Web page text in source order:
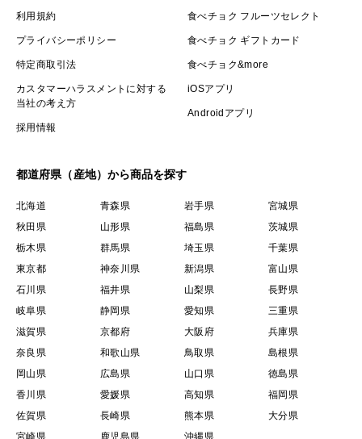
利用規約
プライバシーポリシー
特定商取引法
カスタマーハラスメントに対する
当社の考え方
採用情報
食べチョク フルーツセレクト
食べチョク ギフトカード
食べチョク&more
iOSアプリ
Androidアプリ
都道府県（産地）から商品を探す
北海道 青森県 岩手県
宮城県
秋田県
山形県 福島県
茨城県
栃木県
群馬県 埼玉県
千葉県
東京都
神奈川県 新潟県
富山県
石川県
福井県 山梨県
長野県
岐阜県
静岡県 愛知県
三重県
滋賀県
京都府 大阪府
兵庫県
奈良県
和歌山県 鳥取県
島根県
岡山県
広島県 山口県
徳島県
香川県
愛媛県 高知県
福岡県
佐賀県
長崎県 熊本県
大分県